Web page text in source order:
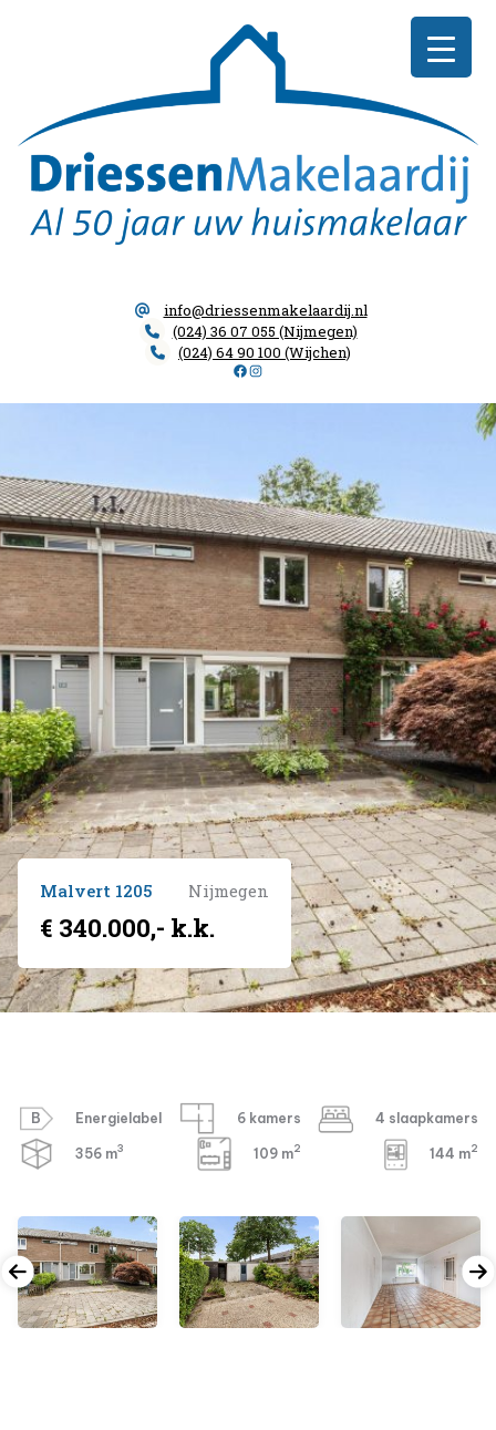
info@driessenmakelaardij.nl
(024) 36 07 055 (Nijmegen)
(024) 64 90 100 (Wijchen)
Facebook
Instagram
Driessen
Makelaardij
Malvert 1205 Nijmegen
€ 340.000,- k.k.
B Energielabel 6 kamers 4 slaapkamers
356 m3 109 m2 144 m2